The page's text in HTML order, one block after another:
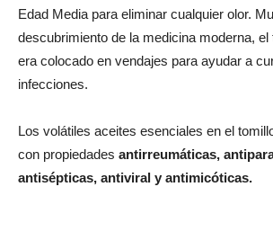
Edad Media para eliminar cualquier olor.
descubrimiento de la medicina moderna,
era colocado en vendajes para ayudar a
infecciones.
Los volátiles aceites esenciales en el
con propiedades antirreumáticas,
antisépticas, antiviral y antimicóticas.